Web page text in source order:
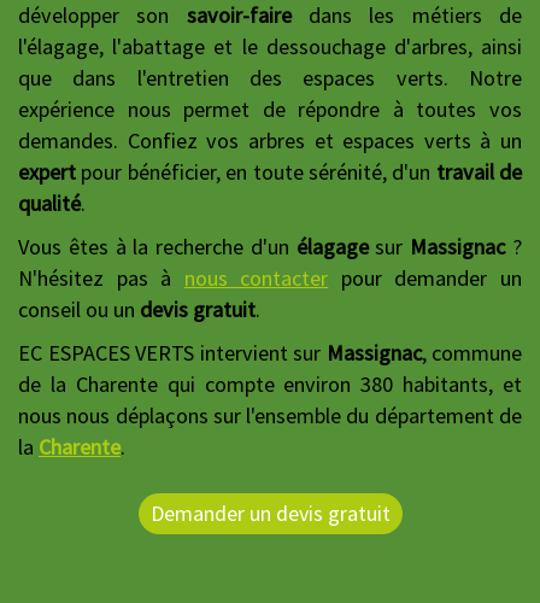
développer son savoir-fairedans les métiers de
l'élagage, l'abattage et le dessouchage d'arbres, ainsi
que dans l'entretien des espaces verts. Notre
expérience nous permet de répondre à toutes vos
demandes. Confiez vos arbres et espaces verts à un
expert pour bénéficier, en toute sérénité, d'un travail de
qualité.
Vous êtes à la recherche d'un élagagesur Massignac?
N'hésitez pas à nous contacter pour demander un
conseil ou un devis gratuit.
EC ESPACES VERTS intervient sur Massignac, commune
de la Charente qui compte environ 380 habitants, et
nous nous déplaçons sur l'ensemble du département de
la Charente.
Demander un devis gratuit